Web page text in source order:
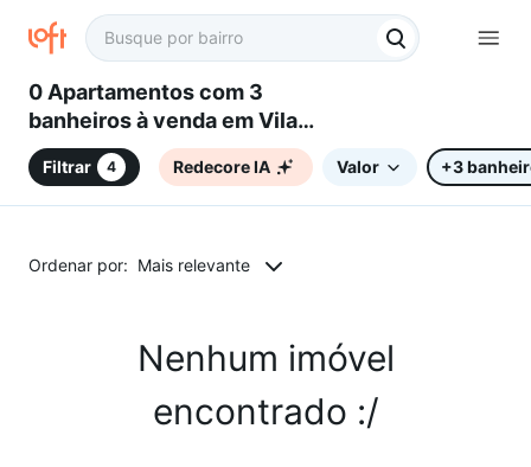
0 Apartamentos com 3
banheiros à venda em Vila
Gomes, Sorocaba, SP
Filtrar 4 Redecore IA Valor +3
Ordenar por: Mais relevante
Nenhum imóvel
encontrado :/